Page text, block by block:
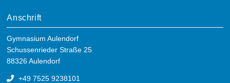
Anschrift
Gymnasium Aulendorf
Schussenrieder Straße 25
88326 Aulendorf
+49 7525 9238101